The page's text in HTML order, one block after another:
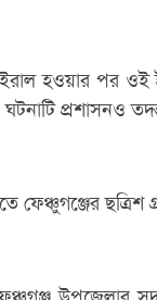
হওয়ার পর ওই
প্রশাসনও
ফেঞ্চুগঞ্জের ছত্রিশ
উপজেলার